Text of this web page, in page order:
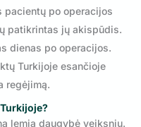
po operacijos
patikrintas jų akispūdis.
dienas po operacijos.
Turkijoje esančioje
regėjimą.
lemia daugybė veiksnių.